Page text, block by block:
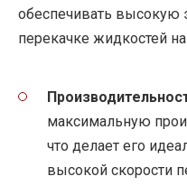
обеспечивать высокую
перекачке жидкостей
максимальную
что делает его
высокой скорости